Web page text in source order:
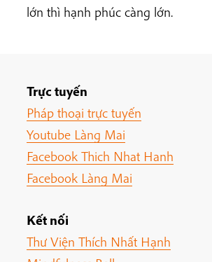
lớn thì hạnh phúc càng lớn.
Trực tuyến
Pháp thoại trực tuyến
Youtube Làng Mai
Facebook Thich Nhat Hanh
Facebook Làng Mai
Kết nối
Thư Viện Thích Nhất Hạnh